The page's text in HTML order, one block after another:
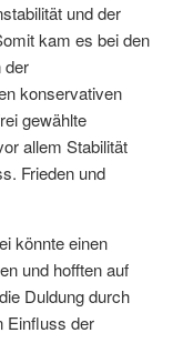
und der
kam es bei den
der
konservativen
gewählte
allem Stabilität
Frieden und
könnte einen
und hofften auf
Duldung durch
Einfluss der